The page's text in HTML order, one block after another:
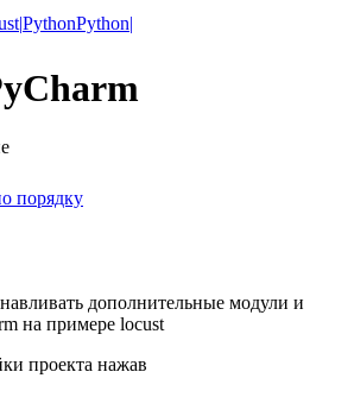
|PythonPython|
порядку
дополнительные модули и
на примере locust
проекта нажав